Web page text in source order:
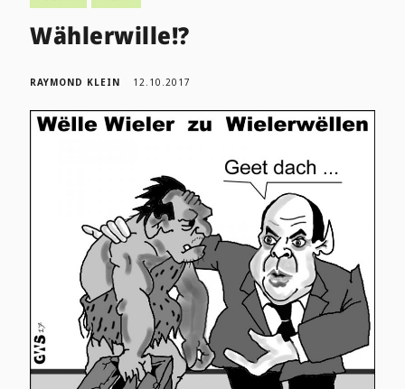
Wählerwille!?
RAYMOND KLEIN 12.10.2017